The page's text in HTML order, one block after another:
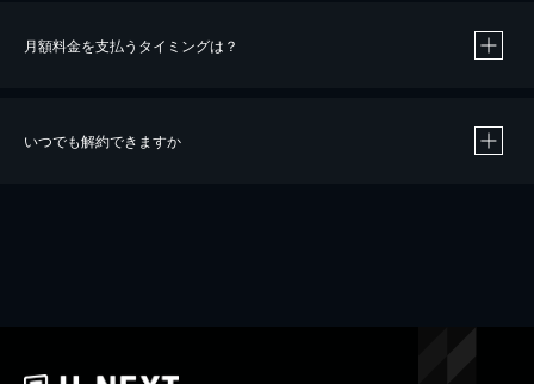
※40％ポイント還元の対象は、クレジットカード決済による作品の購入 / レンタルです。
iOSアプリのUコイン決済による作品の購入 / レンタルは、20％のポイント還元です。
月額料金を支払うタイミングは？
いつでも解約できますか